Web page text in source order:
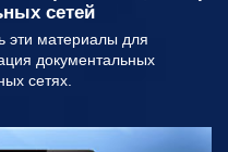
сетей
эти материалы для
документальных
сетях.